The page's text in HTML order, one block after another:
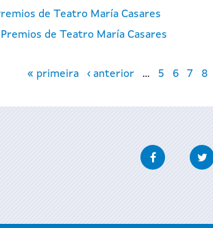
de Teatro María Casares
de Teatro María Casares
« primeira ‹ anterior … 5 6 7 8
Facebook